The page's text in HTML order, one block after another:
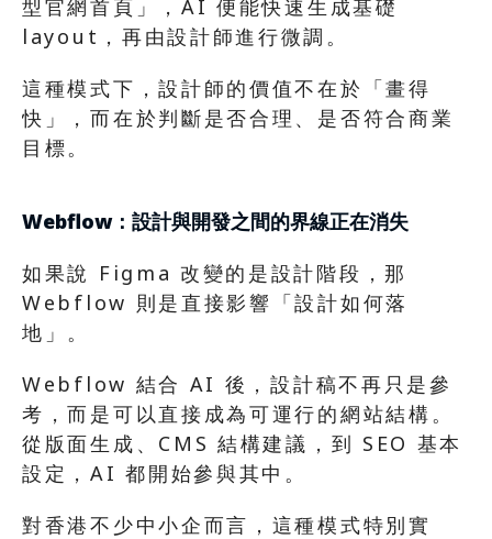
型官網首頁」，AI 便能快速生成基礎
layout，再由設計師進行微調。
這種模式下，設計師的價值不在於「畫得
快」，而在於判斷是否合理、是否符合商業
目標。
Webflow：設計與開發之間的界線正在消失
如果說 Figma 改變的是設計階段，那
Webflow 則是直接影響「設計如何落
地」。
Webflow 結合 AI 後，設計稿不再只是參
考，而是可以直接成為可運行的網站結構。
從版面生成、CMS 結構建議，到 SEO 基本
設定，AI 都開始參與其中。
對香港不少中小企而言，這種模式特別實